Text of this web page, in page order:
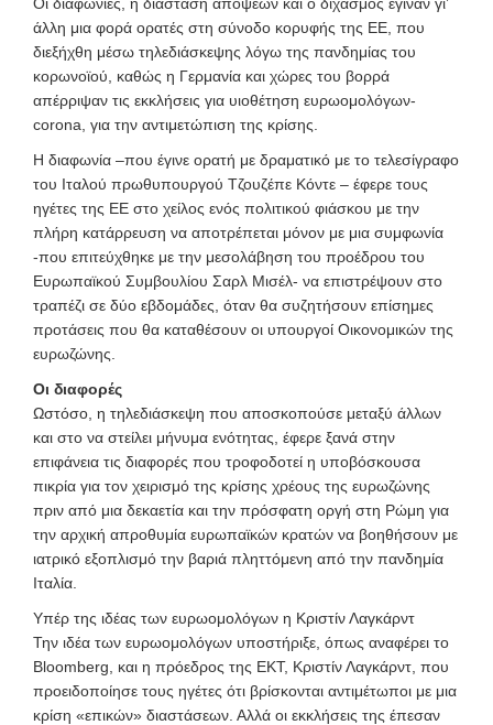
άλλη μια φορά ορατές στη σύνοδο κορυφής της ΕΕ, που
διεξήχθη μέσω τηλεδιάσκεψης λόγω της πανδημίας του
κορωνοϊού, καθώς η Γερμανία και χώρες του βορρά
απέρριψαν τις εκκλήσεις για υιοθέτηση ευρωομολόγων-
corona, για την αντιμετώπιση της κρίσης.
Η διαφωνία –που έγινε ορατή με δραματικό με το τελεσίγραφο
του Ιταλού πρωθυπουργού Τζουζέπε Κόντε – έφερε τους
ηγέτες της ΕΕ στο χείλος ενός πολιτικού φιάσκου με την
πλήρη κατάρρευση να αποτρέπεται μόνον με μια συμφωνία
-που επιτεύχθηκε με την μεσολάβηση του προέδρου του
Ευρωπαϊκού Συμβουλίου Σαρλ Μισέλ- να επιστρέψουν στο
τραπέζι σε δύο εβδομάδες, όταν θα συζητήσουν επίσημες
προτάσεις που θα καταθέσουν οι υπουργοί Οικονομικών της
ευρωζώνης.
Οι διαφορές
Ωστόσο, η τηλεδιάσκεψη που αποσκοπούσε μεταξύ άλλων
και στο να στείλει μήνυμα ενότητας, έφερε ξανά στην
επιφάνεια τις διαφορές που τροφοδοτεί η υποβόσκουσα
πικρία για τον χειρισμό της κρίσης χρέους της ευρωζώνης
πριν από μια δεκαετία και την πρόσφατη οργή στη Ρώμη για
την αρχική απροθυμία ευρωπαϊκών κρατών να βοηθήσουν με
ιατρικό εξοπλισμό την βαριά πληττόμενη από την πανδημία
Ιταλία.
Υπέρ της ιδέας των ευρωομολόγων η Κριστίν Λαγκάρντ
Την ιδέα των ευρωομολόγων υποστήριξε, όπως αναφέρει το
Bloomberg, και η πρόεδρος της ΕΚΤ, Κριστίν Λαγκάρντ, που
προειδοποίησε τους ηγέτες ότι βρίσκονται αντιμέτωποι με μια
κρίση «επικών» διαστάσεων. Αλλά οι εκκλήσεις της έπεσαν